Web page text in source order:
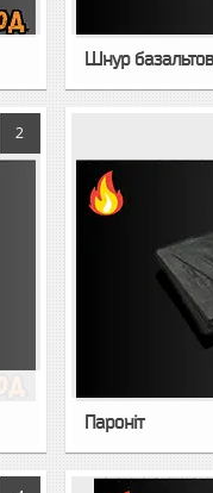
Шнур
2
Пароніт